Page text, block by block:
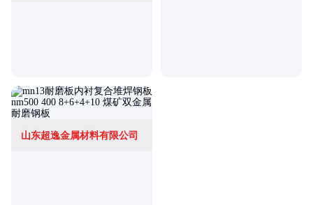
山东超逸金属材料有限公司